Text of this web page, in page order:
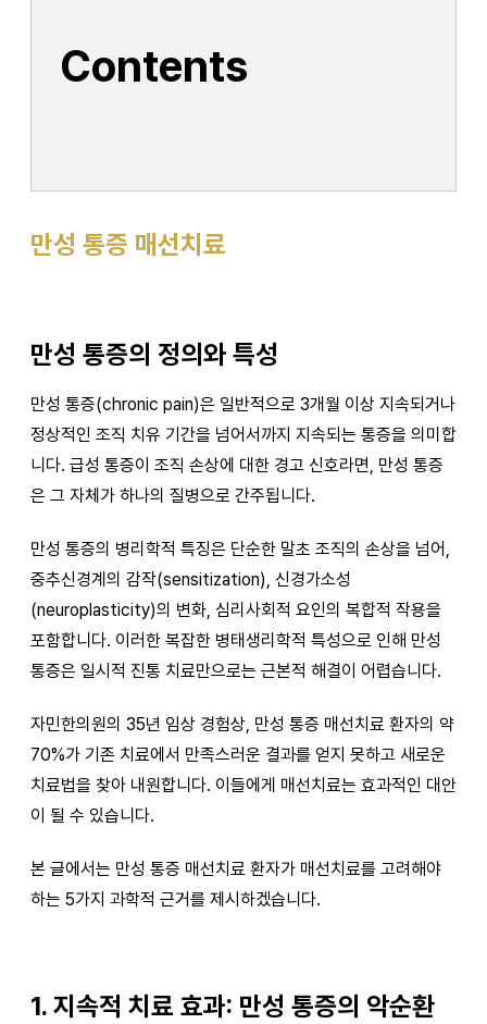
만성 통증 매선치료
만성 통증의 정의와 특성
만성 통증(chronic pain)은 일반적으로 3개월 이상 지속되거나
정상적인 조직 치유 기간을 넘어서까지 지속되는 통증을 의미합
니다. 급성 통증이 조직 손상에 대한 경고 신호라면, 만성 통증
은 그 자체가 하나의 질병으로 간주됩니다.
만성 통증의 병리학적 특징은 단순한 말초 조직의 손상을 넘어,
중추신경계의 감작(sensitization), 신경가소성
(neuroplasticity)의 변화, 심리사회적 요인의 복합적 작용을
포함합니다. 이러한 복잡한 병태생리학적 특성으로 인해 만성
통증은 일시적 진통 치료만으로는 근본적 해결이 어렵습니다.
자민한의원의 35년 임상 경험상, 만성 통증 매선치료 환자의 약
70%가 기존 치료에서 만족스러운 결과를 얻지 못하고 새로운
치료법을 찾아 내원합니다. 이들에게 매선치료는 효과적인 대안
이 될 수 있습니다.
본 글에서는 만성 통증 매선치료 환자가 매선치료를 고려해야
하는 5가지 과학적 근거를 제시하겠습니다.
1. 지속적 치료 효과: 만성 통증의 악순환
Contents